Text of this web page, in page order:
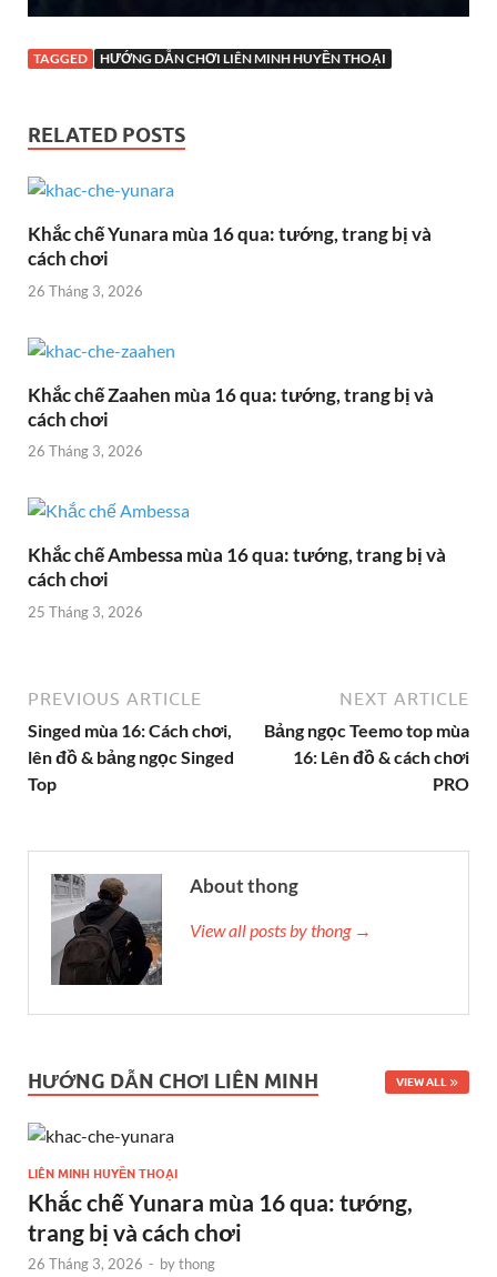
TAGGED HƯỚNG DẪN CHƠI LIÊN MINH HUYỀN THOẠI
RELATED POSTS
Khắc chế Yunara mùa 16 qua: tướng, trang bị và
cách chơi
26 Tháng 3, 2026
Khắc chế Zaahen mùa 16 qua: tướng, trang bị và
cách chơi
26 Tháng 3, 2026
Khắc chế Ambessa mùa 16 qua: tướng, trang bị và
cách chơi
25 Tháng 3, 2026
PREVIOUS ARTICLE
Singed mùa 16: Cách chơi,
lên đồ & bảng ngọc Singed
Top
NEXT ARTICLE
Bảng ngọc Teemo top mùa
16: Lên đồ & cách chơi
PRO
About thong
View all posts by thong →
HƯỚNG DẪN CHƠI LIÊN MINH VIEW ALL
LIÊN MINH HUYỀN THOẠI
Khắc chế Yunara mùa 16 qua: tướng,
trang bị và cách chơi
26 Tháng 3, 2026 - bythong